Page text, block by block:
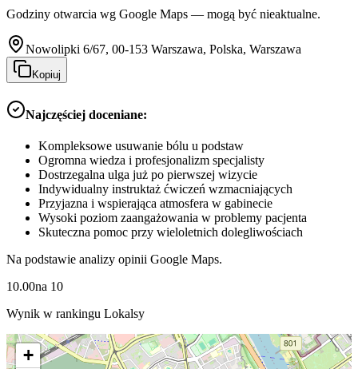
Godziny otwarcia wg Google Maps — mogą być nieaktualne.
Nowolipki 6/67, 00-153 Warszawa, Polska, Warszawa
Kopiuj
Najczęściej doceniane:
Kompleksowe usuwanie bólu u podstaw
Ogromna wiedza i profesjonalizm specjalisty
Dostrzegalna ulga już po pierwszej wizycie
Indywidualny instruktaż ćwiczeń wzmacniających
Przyjazna i wspierająca atmosfera w gabinecie
Wysoki poziom zaangażowania w problemy pacjenta
Skuteczna pomoc przy wieloletnich dolegliwościach
Na podstawie analizy opinii Google Maps.
10.00na 10
Wynik w rankingu Lokalsy
+